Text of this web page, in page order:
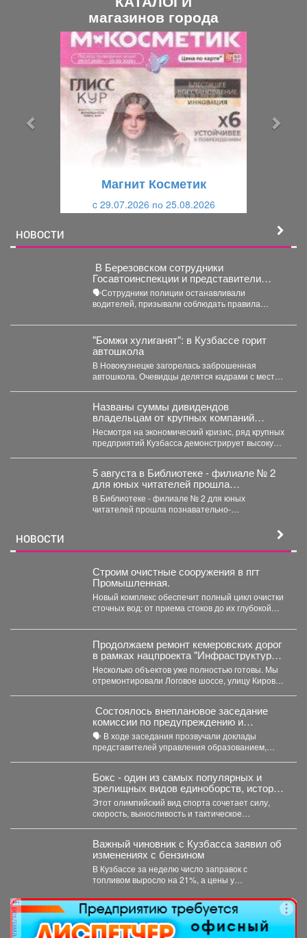
магазинов города
Магнит Косметик
c 29.07.2026 по 25.08.2026
НОВОСТИ
‍ В Березовском сотрудники
Госавтоинспекции и представители
РЖД провели совместный рейд
🗣Сотрудники полиции останавливали
водителей, призывали соблюдать правила
создавать аварийных ситуаций....
"Бомжи хулиганят": в Кузбассе горит
автошкола
В Новокузнецке загорелась заброшенная
автошкола. Очевидцы делятся кадрами с места
Названы суммы дивидендов
владельцам от крупных компаний
Кузбасса
Несмотря на экономический кризис, ряд крупных
предприятий Кузбасса демонстрирует высокую
5 августа в Библиотеке - филиале № 2
для юных читателей прошла
познавательно-развлекательная
программа к Международному дню
светофора
В Библиотеке - филиале № 2 для юных
читателей прошла познавательно-
НОВОСТИ
Строим очистные сооружения в пгт
Промышленная.
Новый комплекс обеспечит полный цикл очистки
сточных вод: от приема стоков до их глубокой
Продолжаем ремонт кемеровских дорог
в рамках нацпроекта "Инфраструктура
для жизни"
Несколько объектов уже полностью готовы. Мы
отремонтировали Логовое шоссе, улицу Кирова
Состоялось внеплановое заседание
комиссии по предупреждению и
ликвидации чрезвычайных ситуаций и
пожарной безопасности
🗣️ В ходе заседания прозвучали доклады
представителей управления образованием,
Бокс - один из самых популярных и
зрелищных видов единоборств, история
которого насчитывает не одно столетие.
Этот олимпийский вид спорта сочетает силу,
скорость, выносливость и тактическое
Важный чиновник с Кузбасса заявил об
изменениях с бензином
В Кузбассе за неделю число заправок с
топливом выросло на 21%, а цены у
реклама